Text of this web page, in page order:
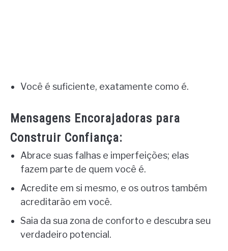
Você é suficiente, exatamente como é.
Mensagens Encorajadoras para
Construir Confiança:
Abrace suas falhas e imperfeições; elas
fazem parte de quem você é.
Acredite em si mesmo, e os outros também
acreditarão em você.
Saia da sua zona de conforto e descubra seu
verdadeiro potencial.